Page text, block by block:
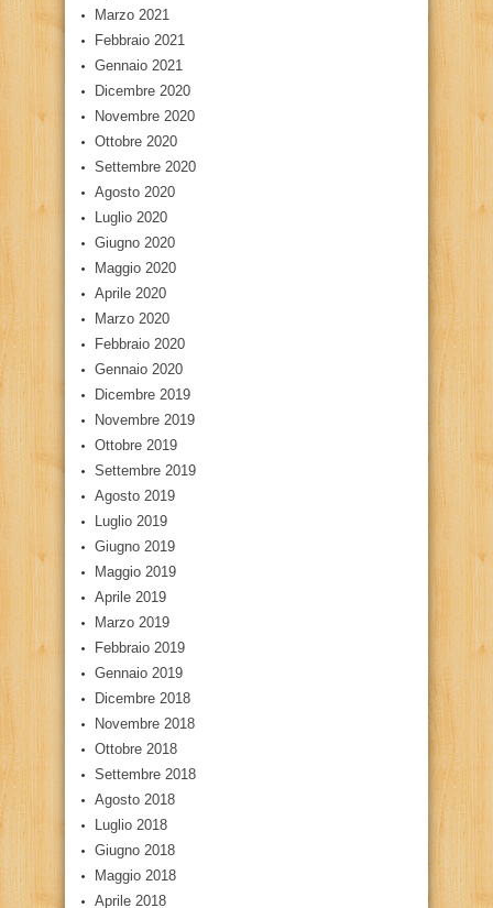
Marzo 2021
Febbraio 2021
Gennaio 2021
Dicembre 2020
Novembre 2020
Ottobre 2020
Settembre 2020
Agosto 2020
Luglio 2020
Giugno 2020
Maggio 2020
Aprile 2020
Marzo 2020
Febbraio 2020
Gennaio 2020
Dicembre 2019
Novembre 2019
Ottobre 2019
Settembre 2019
Agosto 2019
Luglio 2019
Giugno 2019
Maggio 2019
Aprile 2019
Marzo 2019
Febbraio 2019
Gennaio 2019
Dicembre 2018
Novembre 2018
Ottobre 2018
Settembre 2018
Agosto 2018
Luglio 2018
Giugno 2018
Maggio 2018
Aprile 2018